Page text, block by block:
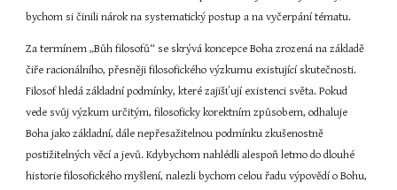
bychom si činili nárok na systematický postup a na vyčerpání tématu.
Za termínem „Bůh filosofů“ se skrývá koncepce Boha zrozená na základě
čiře racionálního, přesněji filosofického výzkumu existující skutečnosti.
Filosof hledá základní podmínky, které zajišťují existenci světa. Pokud
vede svůj výzkum určitým, filosoficky korektním způsobem, odhaluje
Boha jako základní, dále nepřesažitelnou podmínku zkušenostně
postižitelných věcí a jevů. Kdybychom nahlédli alespoň letmo do dlouhé
historie filosofického myšlení, nalezli bychom celou řadu výpovědí o Bohu,